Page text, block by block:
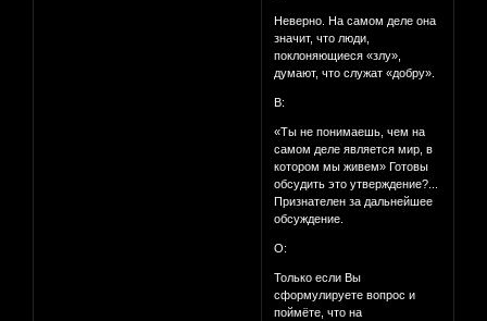
Неверно. На самом деле она
значит, что люди,
поклоняющиеся «злу»,
думают, что служат «добру».
В:
«Ты не понимаешь, чем на
самом деле является мир, в
котором мы живем» Готовы
обсудить это утверждение?...
Признателен за дальнейшее
обсуждение.
О:
Только если Вы
сформулируете вопрос и
поймёте, что на